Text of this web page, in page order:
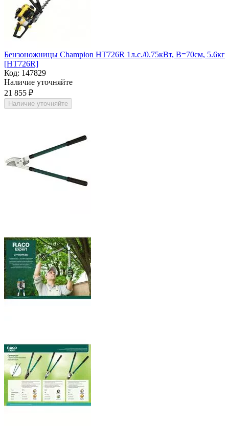
Бензоножницы Champion НТ726R 1л.с./0.75кВт, В=70см, 5.6кг
[НТ726R]
Код: 147829
Наличие уточняйте
21 855 ₽
Наличие уточняйте